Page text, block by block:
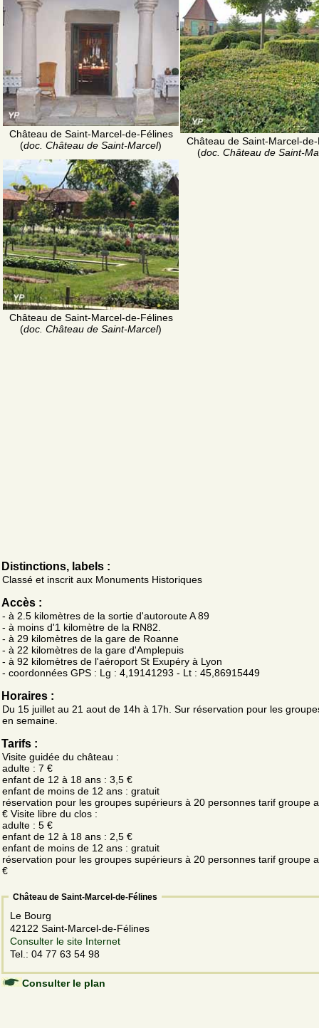
Château de Saint-Marcel-de-Félines
(doc. Château de Saint-Marcel)
Château de Saint-Marcel-
(doc. Château de Saint-
Château de Saint-Marcel-de-Félines
(doc. Château de Saint-Marcel)
Distinctions, labels :
Classé et inscrit aux Monuments Historiques
Accès :
- à 2.5 kilomètres de la sortie d'autoroute A 89
- à moins d'1 kilomètre de la RN82.
- à 29 kilomètres de la gare de Roanne
- à 22 kilomètres de la gare d'Amplepuis
- à 92 kilomètres de l'aéroport St Exupéry à Lyon
- coordonnées GPS : Lg : 4,19141293 - Lt : 45,86915449
Horaires :
Du 15 juillet au 21 aout de 14h à 17h. Sur réservation pour les
en semaine.
Tarifs :
Visite guidée du château :
adulte : 7 €
enfant de 12 à 18 ans : 3,5 €
enfant de moins de 12 ans : gratuit
réservation pour les groupes supérieurs à 20 personnes tarif groupe
€ Visite libre du clos :
adulte : 5 €
enfant de 12 à 18 ans : 2,5 €
enfant de moins de 12 ans : gratuit
réservation pour les groupes supérieurs à 20 personnes tarif groupe
€
Château de Saint-Marcel-de-Félines
Le Bourg
42122 Saint-Marcel-de-Félines
Consulter le site Internet
Tel.: 04 77 63 54 98
Consulter le plan